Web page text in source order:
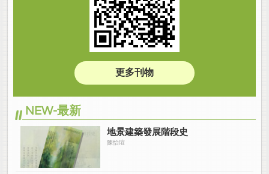
更多刊物
NEW-最新
地景建築發展階段史
陳怡瑄